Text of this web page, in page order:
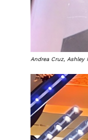
Andrea Cruz, Ashley